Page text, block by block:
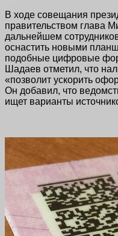
В ходе совещания
правительством глава
дальнейшем
оснастить новыми
подобные цифровые
Шадаев отметил, что
«позволит ускорить
Он добавил, что
ищет варианты